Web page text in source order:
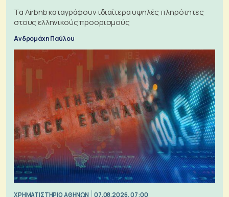
Τα Airbnb καταγράφουν ιδιαίτερα υψηλές πληρότητες
στους ελληνικούς προορισμούς
Ανδρομάχη Παύλου
XΡΗΜΑΤΙΣΤΗΡΙΟ ΑΘΗΝΩΝ 07.08.2026, 07:00